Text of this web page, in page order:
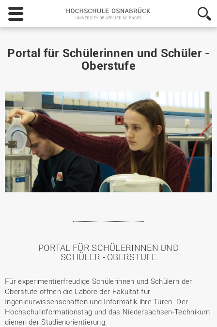
Hochschule
Osnabrück
-
of
Applied
Portal für Schülerinnen und Schüler -
Oberstufe
PORTAL FÜR SCHÜLERINNEN UND
SCHÜLER - OBERSTUFE
Für experimentierfreudige Schülerinnen und Schülern der
Oberstufe öffnen die Labore der Fakultät für
Ingenieurwissenschaften und Informatik ihre Türen. Der
Hochschulinformationstag und das Niedersachsen-Technikum
dienen der Studienorientierung.